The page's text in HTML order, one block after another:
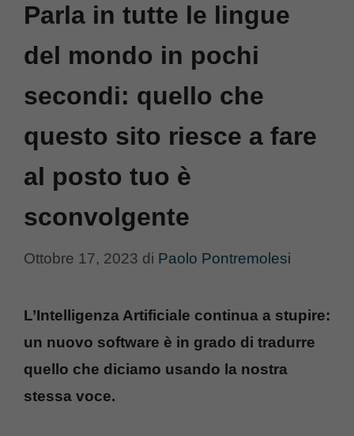
Parla in tutte le lingue
del mondo in pochi
secondi: quello che
questo sito riesce a fare
al posto tuo è
sconvolgente
Ottobre 17, 2023 di Paolo Pontremolesi
L’Intelligenza Artificiale continua a stupire:
un nuovo software è in grado di tradurre
quello che diciamo usando la nostra
stessa voce.